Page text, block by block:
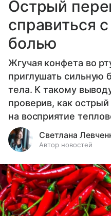
Острый
справиться
болью
Жгучая конфета во
приглушать сильную
тела. К такому
проверив, как острый
на восприятие
Светлана
Автор новостей